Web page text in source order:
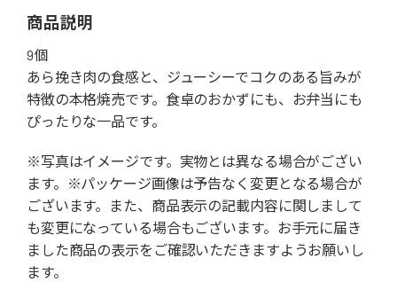
商品説明
9個
あら挽き肉の食感と、ジューシーでコクのある旨みが
特徴の本格焼売です。食卓のおかずにも、お弁当にも
ぴったりな一品です。
※写真はイメージです。実物とは異なる場合がござい
ます。※パッケージ画像は予告なく変更となる場合が
ございます。また、商品表示の記載内容に関しまして
も変更になっている場合もございます。お手元に届き
ました商品の表示をご確認いただきますようお願いし
ます。